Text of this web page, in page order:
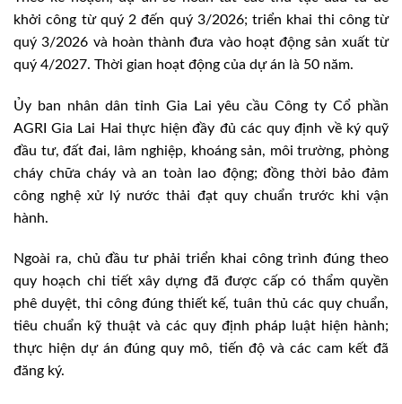
khởi công từ quý 2 đến quý 3/2026; triển khai thi công từ
quý 3/2026 và hoàn thành đưa vào hoạt động sản xuất từ
quý 4/2027. Thời gian hoạt động của dự án là 50 năm.
Ủy ban nhân dân tỉnh Gia Lai yêu cầu Công ty Cổ phần
AGRI Gia Lai Hai thực hiện đầy đủ các quy định về ký quỹ
đầu tư, đất đai, lâm nghiệp, khoáng sản, môi trường, phòng
cháy chữa cháy và an toàn lao động; đồng thời bảo đảm
công nghệ xử lý nước thải đạt quy chuẩn trước khi vận
hành.
Ngoài ra, chủ đầu tư phải triển khai công trình đúng theo
quy hoạch chi tiết xây dựng đã được cấp có thẩm quyền
phê duyệt, thi công đúng thiết kế, tuân thủ các quy chuẩn,
tiêu chuẩn kỹ thuật và các quy định pháp luật hiện hành;
thực hiện dự án đúng quy mô, tiến độ và các cam kết đã
đăng ký.